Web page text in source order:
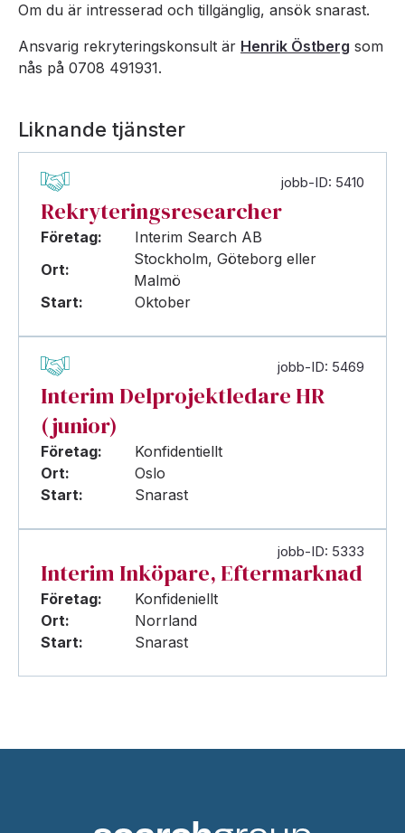
Om du är intresserad och tillgänglig, ansök snarast.
Ansvarig rekryteringskonsult är Henrik Östberg som
nås på 0708 491931.
Liknande tjänster
jobb-ID: 5410
Rekryteringsresearcher
Företag:
Interim Search AB
Ort:
Stockholm, Göteborg eller
Malmö
Start:
Oktober
jobb-ID: 5469
Interim Delprojektledare HR
(junior)
Företag:
Konfidentiellt
Ort:
Oslo
Start:
Snarast
jobb-ID: 5333
Interim Inköpare, Eftermarknad
Företag:
Konfideniellt
Ort:
Norrland
Start:
Snarast